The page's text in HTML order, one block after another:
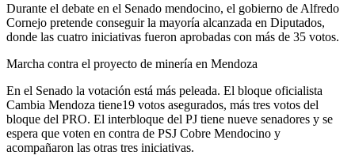
Durante el debate en el Senado mendocino, el gobierno de Alfredo
Cornejo pretende conseguir la mayoría alcanzada en Diputados,
donde las cuatro iniciativas fueron aprobadas con más de 35 votos.
Marcha contra el proyecto de minería en Mendoza
En el Senado la votación está más peleada. El bloque oficialista
Cambia Mendoza tiene19 votos asegurados, más tres votos del
bloque del PRO. El interbloque del PJ tiene nueve senadores y se
espera que voten en contra de PSJ Cobre Mendocino y
acompañaron las otras tres iniciativas.